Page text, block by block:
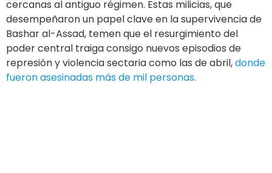
cercanas al antiguo régimen. Estas milicias, que
desempeñaron un papel clave en la supervivencia de
Bashar al-Assad, temen que el resurgimiento del
poder central traiga consigo nuevos episodios de
represión y violencia sectaria como las de abril,donde
fueron asesinadas más de mil personas.